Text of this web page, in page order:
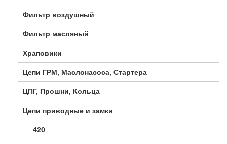
Фильтр воздушный
Фильтр масляный
Храповики
Цепи ГРМ, Маслонасоса, Стартера
ЦПГ, Прошни, Кольца
Цепи приводные и замки
420